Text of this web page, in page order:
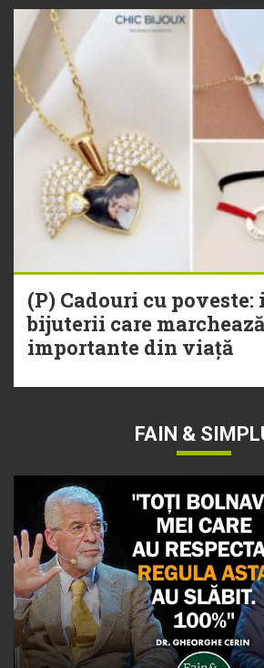
(P) Cadouri cu poveste:
bijuterii care
importante din viață
FAIN &